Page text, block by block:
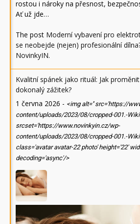
rostou i nároky na přesnost,
Ať už jde…
The post Moderní vybavení pro
se neobejde (nejen) profesionální
NovinkyIN.
Kvalitní spánek jako rituál: Jak
dokonalý zážitek?
1 června 2026 - <img alt='' src='https://
content/uploads/2023/08/cropped-001.-
srcset='https://www.novinkyin.cz/wp-
content/uploads/2023/08/cropped-001.-
class='avatar avatar-22 photo' height='22'
decoding='async'/>